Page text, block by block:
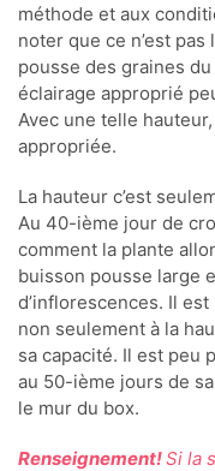
méthode et aux
noter que ce n’est
pousse des graines
éclairage approprié
Avec une telle
appropriée.
La hauteur c’est
Au 40-ième jour de
comment la plante
buisson pousse large
d’inflorescences. Il est
non seulement à la
sa capacité. Il est peu
au 50-ième jours de
le mur du box.
Renseignement!Si la